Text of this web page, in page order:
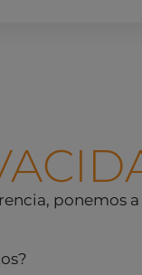
ponemos